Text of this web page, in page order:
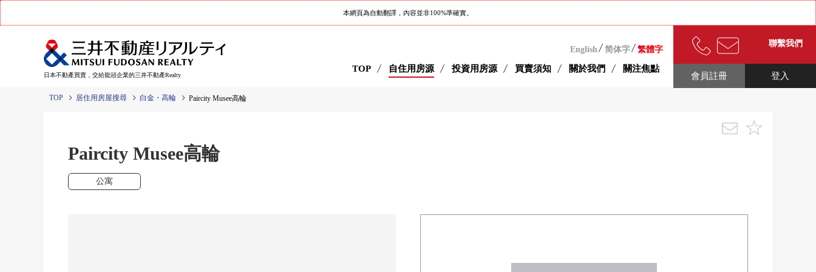
本網頁為自動翻譯，內容並非100%準確實。
日本不動產買賣，交給龍頭企業的三井不動產Realty
English 简体字 繁體字
TOP 自住用房源 投資用房源 買賣須知 關於我們 關注焦點
聯繫我們
登入
會員註冊
TOP 居住用房屋搜尋 白金・高輪 Paircity Musee高輪
Paircity Musee高輪
公寓